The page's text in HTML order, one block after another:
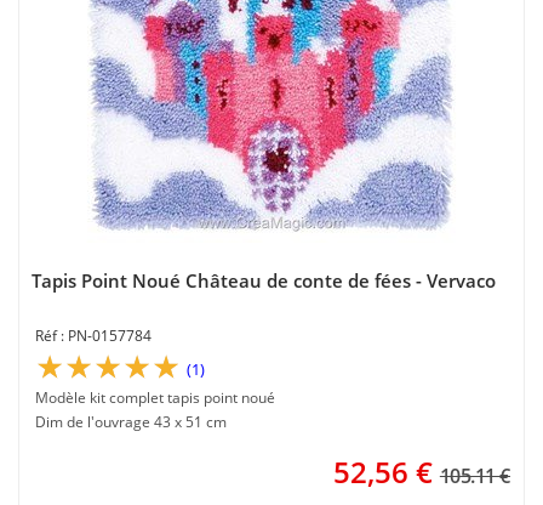
Tapis Point Noué Château de conte de fées - Vervaco
PN-0157784
(1)
Modèle kit complet tapis point noué
Dim de l'ouvrage 43 x 51 cm
52,56 € 105.11 €